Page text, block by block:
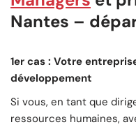
Nantes –
1er cas : Votre
développement
Si vous, en tant que
ressources humaines,